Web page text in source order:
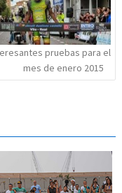
pruebas para el
mes de enero 2015